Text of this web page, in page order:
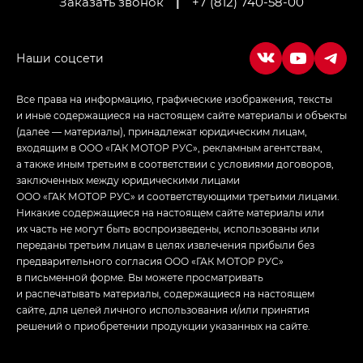
Empow — Эмпау (Empow) в комплектации
Все права на информацию, графические изображения, тексты
и иные содержащиеся на настоящем сайте материалы и объекты
(далее — материалы), принадлежат юридическим лицам,
входящим в ООО «ГАК МОТОР РУС», рекламным агентствам,
а также иным третьим в соответствии с условиями договоров,
заключенных между юридическими лицами
ООО «ГАК МОТОР РУС» и соответствующими третьими лицами.
Никакие содержащиеся на настоящем сайте материалы или
их часть не могут быть воспроизведены, использованы или
переданы третьим лицам в целях извлечения прибыли без
предварительного согласия ООО «ГАК МОТОР РУС»
в письменной форме. Вы можете просматривать
и распечатывать материалы, содержащиеся на настоящем
сайте, для целей личного использования и/или принятия
решений о приобретении продукции указанных на сайте.